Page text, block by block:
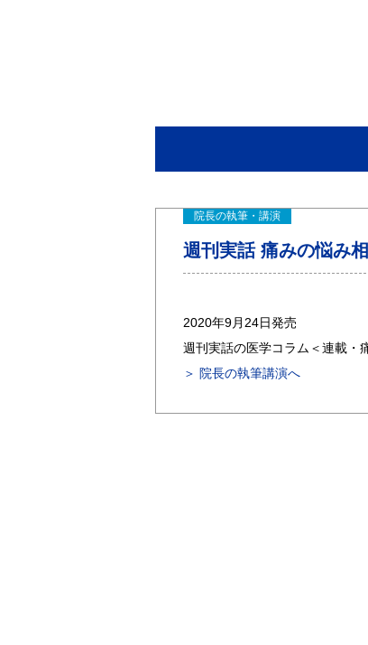
院長の執筆・講演
週刊実話 痛みの悩み
2020年9月24日発売
週刊実話の医学コラム＜連載・
＞ 院長の執筆講演へ